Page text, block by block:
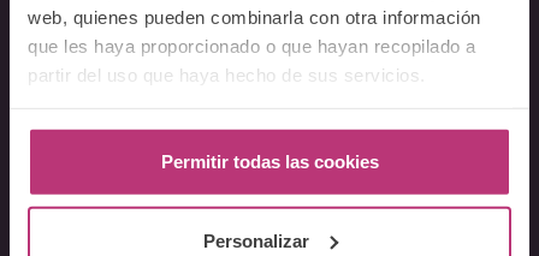
web, quienes pueden combinarla con otra información
que les haya proporcionado o que hayan recopilado a
partir del uso que haya hecho de sus servicios.
Permitir todas las cookies
Personalizar
Cursos
Conferencia Neurociencia de la Lactancia y aplicaciones
Fundamentos en Salud Mental Perinatal
Herramientas de Psicoterapia Perinatal
Psiquiatría perinatal
Lactancia y Salud Mental